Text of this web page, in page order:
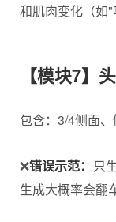
和肌肉变化（如"
【模块7】
包含：3/4侧面、
❌错误示范： 只
生成大概率会翻